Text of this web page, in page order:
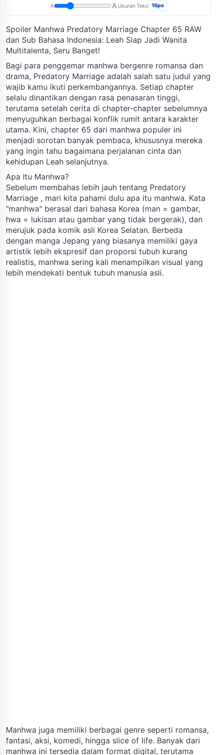
A A Ukuran Teks 16px
Spoiler Manhwa Predatory Marriage Chapter 65 RAW
dan Sub Bahasa Indonesia: Leah Siap Jadi Wanita
Multitalenta, Seru Banget!
Bagi para penggemar manhwa bergenre romansa dan
drama, Predatory Marriage adalah salah satu judul yang
wajib kamu ikuti perkembangannya. Setiap chapter
selalu dinantikan dengan rasa penasaran tinggi,
terutama setelah cerita di chapter-chapter sebelumnya
menyuguhkan berbagai konflik rumit antara karakter
utama. Kini, chapter 65 dari manhwa populer ini
menjadi sorotan banyak pembaca, khususnya mereka
yang ingin tahu bagaimana perjalanan cinta dan
kehidupan Leah selanjutnya.
Apa Itu Manhwa?
Sebelum membahas lebih jauh tentang Predatory
Marriage , mari kita pahami dulu apa itu manhwa. Kata
"manhwa" berasal dari bahasa Korea (man = gambar,
hwa = lukisan atau gambar yang tidak bergerak), dan
merujuk pada komik asli Korea Selatan. Berbeda
dengan manga Jepang yang biasanya memiliki gaya
artistik lebih ekspresif dan proporsi tubuh kurang
realistis, manhwa sering kali menampilkan visual yang
lebih mendekati bentuk tubuh manusia asli.
Manhwa juga memiliki berbagai genre seperti romansa,
fantasi, aksi, komedi, hingga slice of life. Banyak dari
manhwa ini tersedia dalam format digital, terutama